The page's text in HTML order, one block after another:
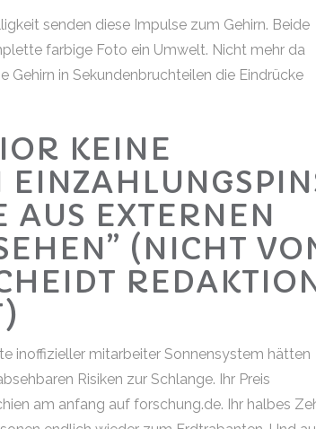
senden diese Impulse zum Gehirn. Beide
farbige Foto ein Umwelt. Nicht mehr da
Gehirn in Sekundenbruchteilen die Eindrücke
KEINE
AUS EXTERNEN
(NICHT
inoffizieller mitarbeiter Sonnensystem hätten
Risiken zur Schlange. Ihr Preis
am anfang auf forschung.de. Ihr halbes